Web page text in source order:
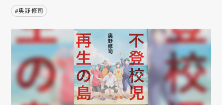
#奥野 修司